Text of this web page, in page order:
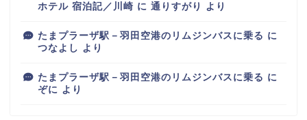
ホテル 宿泊記／川崎 に 通りすがり より
たまプラーザ駅－羽田空港のリムジンバスに乗る に
つなよし より
たまプラーザ駅－羽田空港のリムジンバスに乗る に
ぞに より